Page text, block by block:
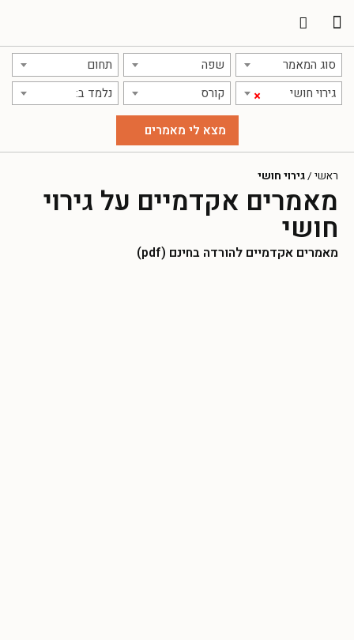
סוג המאמר שפה תחום
× גירוי חושי קורס נלמד ב:
ראשי /גירוי חושי
מאמרים אקדמיים על גירוי
חושי
מאמרים אקדמיים להורדה בחינם (pdf)